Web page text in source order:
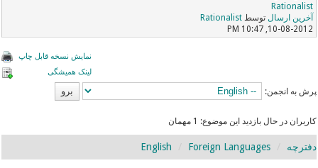
Rationalist
آخرین ارسال توسطRationalist
10-08-2012, 10:47 PM
نمایش نسخه قابل چاپ
لینک همیشگی
پرش به انجمن:
کاربران در حال بازدید این موضوع: 1 مهمان
دفترچه Foreign Languages
English